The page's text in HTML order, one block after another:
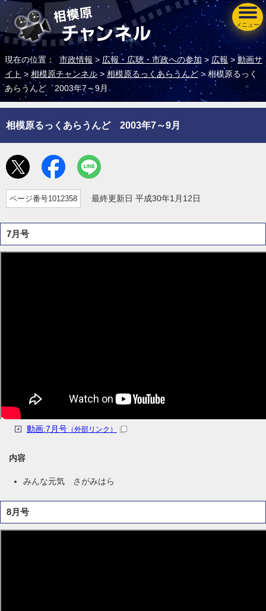
メニュー
現在の位置： 市政情報 >広報・広聴・市政への参加 >広報 >動画サ
イト>相模原チャンネル > 相模原るっくあらうんど> 相模原るっく
あらうんど 2003年7～9月
相模原るっくあらうんど 2003年7～9月
ページ番号1012358 最終更新日 平成30年1月12日
7月号
動画:7月号 （外部リンク）
内容
みんな元気 さがみはら
8月号